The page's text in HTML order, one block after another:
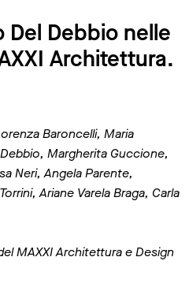
Del Debbio nelle
Architettura.
Baroncelli, Maria
Margherita Guccione,
Neri, Angela Parente,
Ariane Varela Braga, Carla
MAXXI Architettura e Design